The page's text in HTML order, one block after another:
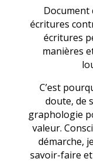
écritures
écritures
manières
C’est
doute, de
graphologie
valeur.
démarche,
savoir-faire